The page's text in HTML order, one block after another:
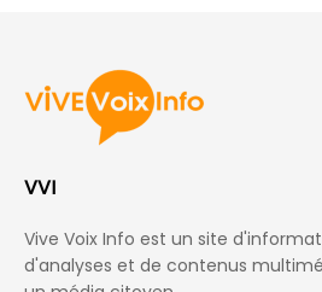
VVI
Vive Voix Info est un site
d'analyses et de contenus